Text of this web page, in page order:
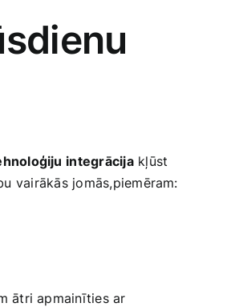
integrācijakļūst
vairākās jomās,piemēram:
ātri apmainīties ar